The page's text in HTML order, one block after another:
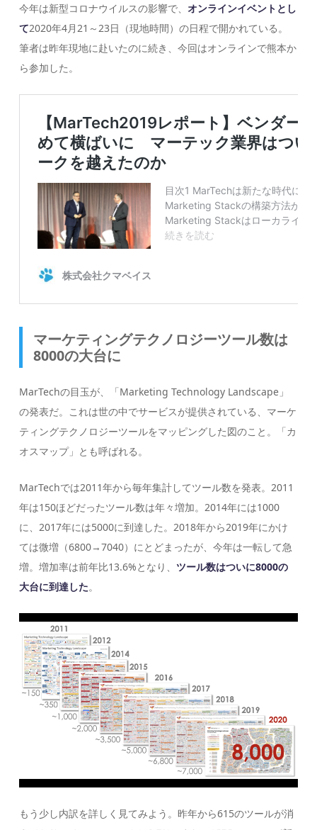
今年は新型コロナウイルスの影響で、オンラインイベントとし
て2020年4月21～23日（現地時間）の日程で開かれている。
筆者は昨年現地に赴いたのに続き、今回はオンラインで熊本か
ら参加した。
マーケティングテクノロジーツール数は
8000の大台に
MarTechの目玉が、「Marketing Technology Landscape」
の発表だ。これは世の中でサービスが提供されている、マーケ
ティングテクノロジーツールをマッピングした図のこと。「カ
オスマップ」とも呼ばれる。
MarTechでは2011年から毎年集計してツール数を発表。2011
年は150ほどだったツール数は年々増加。2014年には1000
に、2017年には5000に到達した。2018年から2019年にかけ
ては微増（6800→7040）にとどまったが、今年は一転して急
増。増加率は前年比13.6%となり、 ツール数はついに8000の
大台に到達した。
もう少し内訳を詳しく見てみよう。昨年から615のツールが消